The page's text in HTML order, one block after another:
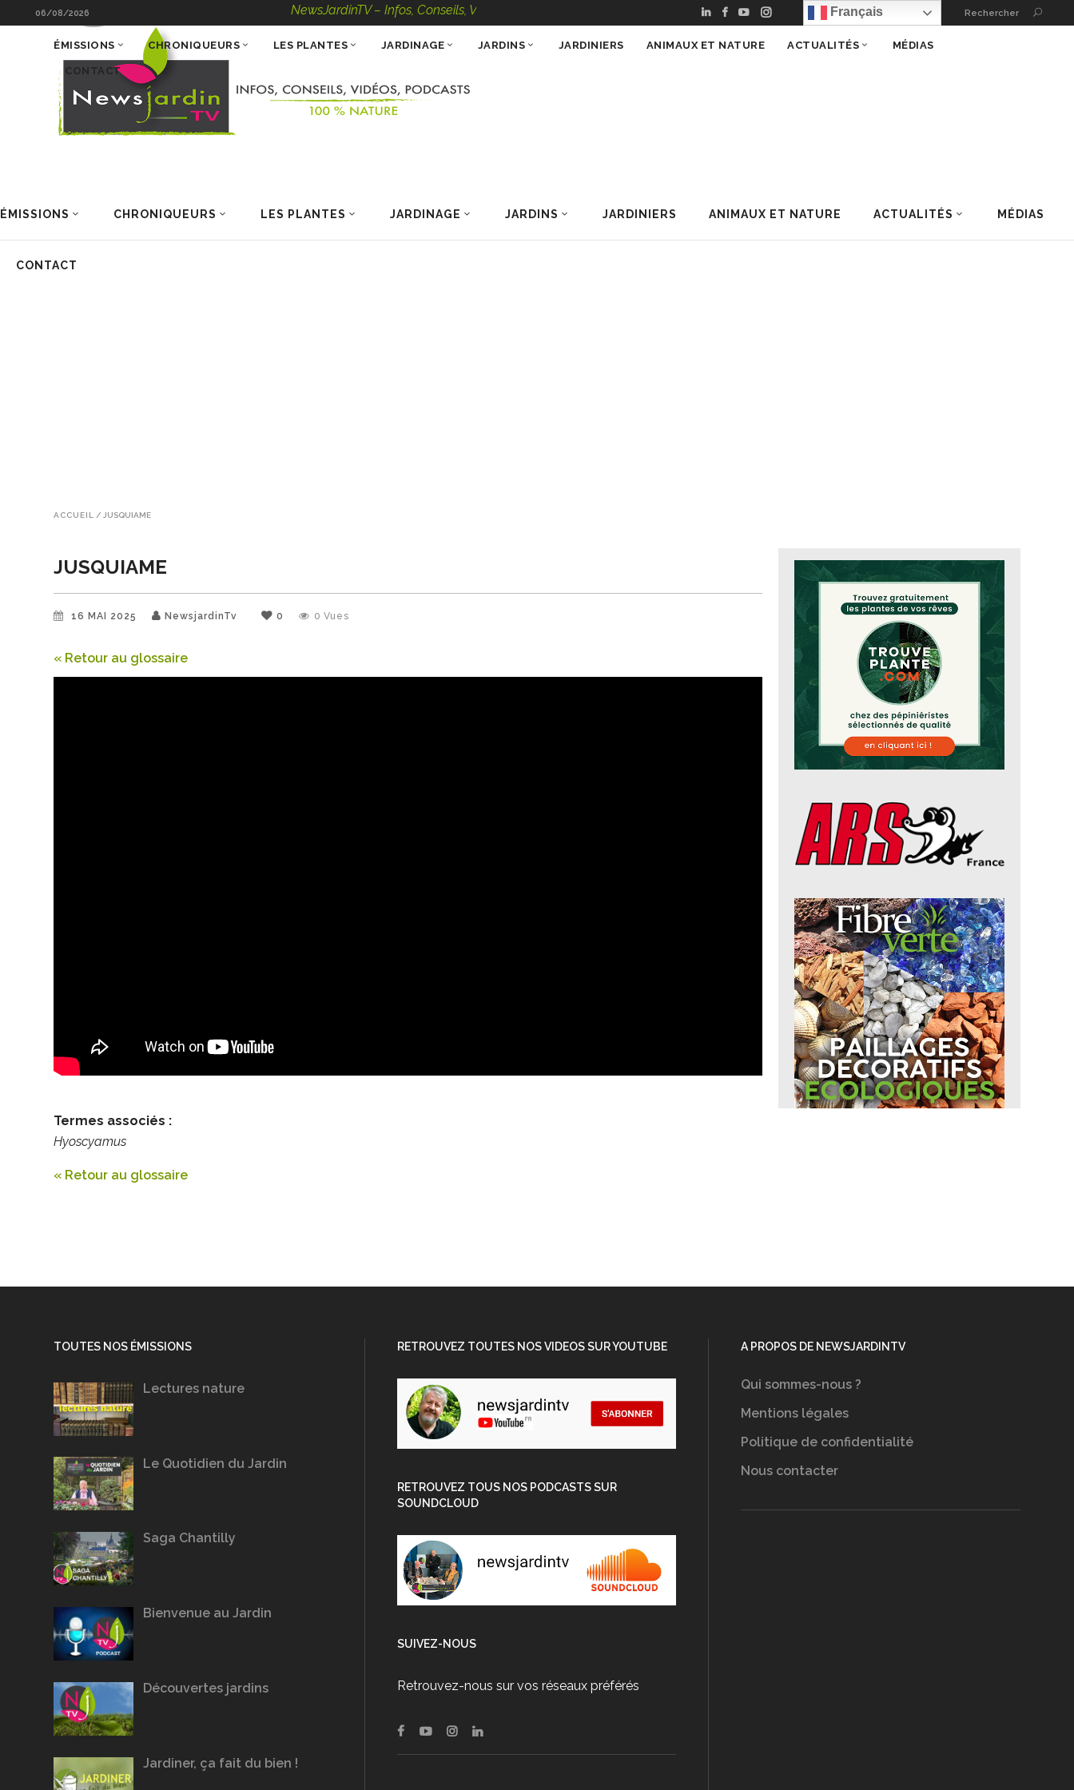
06/08/2026 NewsJardinTV – Infos, Conseils, Vidéos, Podcasts – 100 % Nature Français Rechercher
ÉMISSIONS CHRONIQUEURS LES PLANTES JARDINAGE JARDINS JARDINIERS ANIMAUX ET NATURE ACTUALITÉS MÉDIAS
CONTACT
ÉMISSIONS CHRONIQUEURS LES PLANTES JARDINAGE JARDINS JARDINIERS ANIMAUX ET NATURE ACTUALITÉS MÉDIAS
CONTACT
ACCUEIL / JUSQUIAME
JUSQUIAME
16 MAI 2025 NewsjardinTv 0 0 Vues
« Retour au glossaire
Termes associés :
Hyoscyamus
« Retour au glossaire
TOUTES NOS ÉMISSIONS
Lectures nature
Le Quotidien du Jardin
Saga Chantilly
Bienvenue au Jardin
Découvertes jardins
Jardiner, ça fait du bien !
RETROUVEZ TOUTES NOS VIDEOS SUR YOUTUBE
RETROUVEZ TOUS NOS PODCASTS SUR
SOUNDCLOUD
SUIVEZ-NOUS
Retrouvez-nous sur vos réseaux préférés
A PROPOS DE NEWSJARDINTV
Qui sommes-nous ?
Mentions légales
Politique de confidentialité
Nous contacter